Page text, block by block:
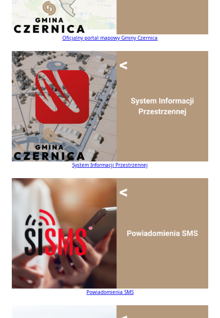
Oficjalny portal mapowy Gminy Czernica
System Informacji Przestrzennej
Powiadomienia SMS